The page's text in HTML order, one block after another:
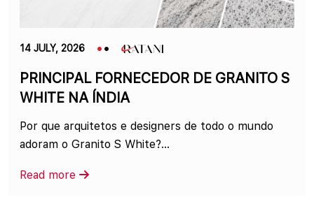
14 JULY, 2026
PRINCIPAL FORNECEDOR DE GRANITO S
WHITE NA ÍNDIA
Por que arquitetos e designers de todo o mundo
adoram o Granito S White?...
Read more